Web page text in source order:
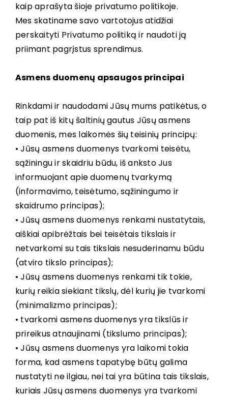
kaip aprašyta šioje privatumo politikoje.
Mes skatiname savo vartotojus atidžiai
perskaityti Privatumo politiką ir naudoti ją
priimant pagrįstus sprendimus.
Asmens duomenų apsaugos principai
Rinkdami ir naudodami Jūsų mums patikėtus, o
taip pat iš kitų šaltinių gautus Jūsų asmens
duomenis, mes laikomės šių teisinių principų:
• Jūsų asmens duomenys tvarkomi teisėtu,
sąžiningu ir skaidriu būdu, iš anksto Jus
informuojant apie duomenų tvarkymą
(informavimo, teisėtumo, sąžiningumo ir
skaidrumo principas);
• Jūsų asmens duomenys renkami nustatytais,
aiškiai apibrėžtais bei teisėtais tikslais ir
netvarkomi su tais tikslais nesuderinamu būdu
(atviro tikslo principas);
• Jūsų asmens duomenys renkami tik tokie,
kurių reikia siekiant tikslų, dėl kurių jie tvarkomi
(minimalizmo principas);
• tvarkomi asmens duomenys yra tikslūs ir
prireikus atnaujinami (tikslumo principas);
• Jūsų asmens duomenys yra laikomi tokia
forma, kad asmens tapatybę būtų galima
nustatyti ne ilgiau, nei tai yra būtina tais tikslais,
kuriais Jūsų asmens duomenys yra tvarkomi